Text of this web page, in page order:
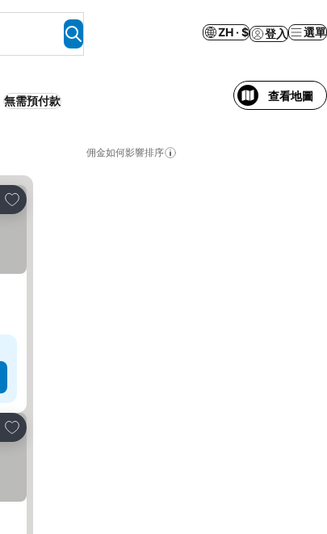
ZH · $ 登入 選單
無需預付款 查看地圖
佣金如何影響排序
加入我的最愛
加入我的最愛